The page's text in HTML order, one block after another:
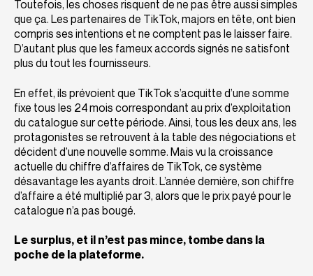
Toutefois, les choses risquent de ne pas être aussi simples
que ça. Les partenaires de TikTok, majors en tête, ont bien
compris ses intentions et ne comptent pas le laisser faire.
D’autant plus que les fameux accords signés ne satisfont
plus du tout les fournisseurs.
En effet, ils prévoient que TikTok s’acquitte d’une somme
fixe tous les 24 mois correspondant au prix d’exploitation
du catalogue sur cette période. Ainsi, tous les deux ans, les
protagonistes se retrouvent à la table des négociations et
décident d’une nouvelle somme. Mais vu la croissance
actuelle du chiffre d’affaires de TikTok, ce système
désavantage les ayants droit. L’année dernière, son chiffre
d’affaire a été multiplié par 3, alors que le prix payé pour le
catalogue n’a pas bougé.
Le surplus, et il n’est pas mince, tombe dans la
poche de la plateforme.